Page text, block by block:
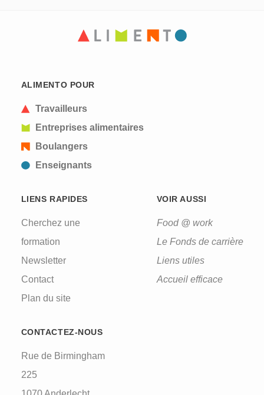
ALIMENTO POUR
Travailleurs
Entreprises alimentaires
Boulangers
Enseignants
LIENS RAPIDES
Cherchez une
formation
Newsletter
Contact
Plan du site
VOIR AUSSI
Food @ work
Le Fonds de carrière
Liens utiles
Accueil efficace
CONTACTEZ-NOUS
Rue de Birmingham
225